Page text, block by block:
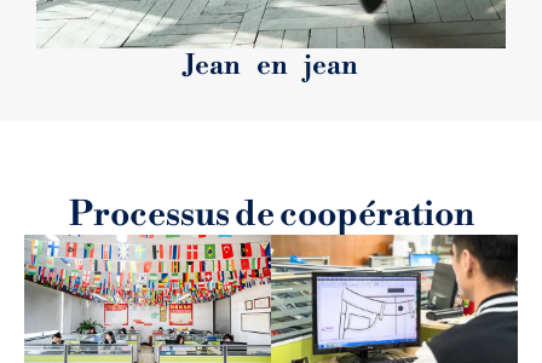
Jean en jean
Processus de coopération